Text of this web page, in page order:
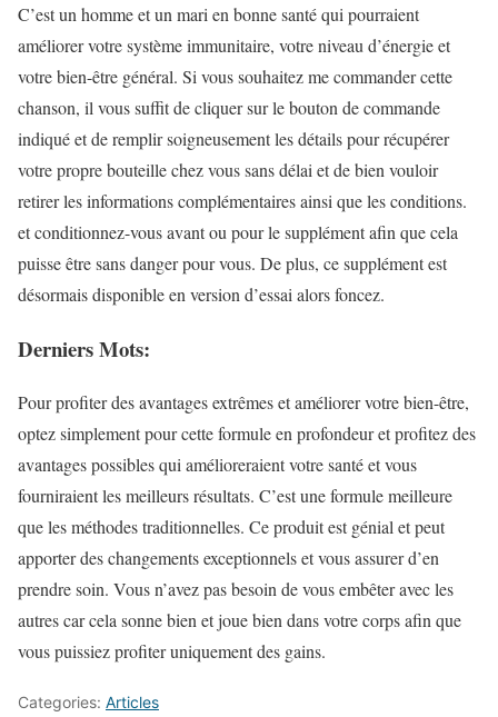
C’est un homme et un mari en bonne santé qui pourraient
améliorer votre système immunitaire, votre niveau d’énergie et
votre bien-être général. Si vous souhaitez me commander cette
chanson, il vous suffit de cliquer sur le bouton de commande
indiqué et de remplir soigneusement les détails pour récupérer
votre propre bouteille chez vous sans délai et de bien vouloir
retirer les informations complémentaires ainsi que les conditions.
et conditionnez-vous avant ou pour le supplément afin que cela
puisse être sans danger pour vous. De plus, ce supplément est
désormais disponible en version d’essai alors foncez.
Derniers Mots:
Pour profiter des avantages extrêmes et améliorer votre bien-être,
optez simplement pour cette formule en profondeur et profitez des
avantages possibles qui amélioreraient votre santé et vous
fourniraient les meilleurs résultats. C’est une formule meilleure
que les méthodes traditionnelles. Ce produit est génial et peut
apporter des changements exceptionnels et vous assurer d’en
prendre soin. Vous n’avez pas besoin de vous embêter avec les
autres car cela sonne bien et joue bien dans votre corps afin que
vous puissiez profiter uniquement des gains.
Categories: Articles